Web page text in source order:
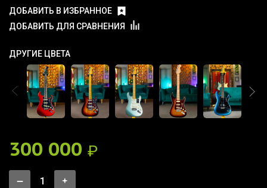
ДОБАВИТЬ В ИЗБРАННОЕ
ДОБАВИТЬ ДЛЯ СРАВНЕНИЯ
ДРУГИЕ ЦВЕТА
300 000 ₽